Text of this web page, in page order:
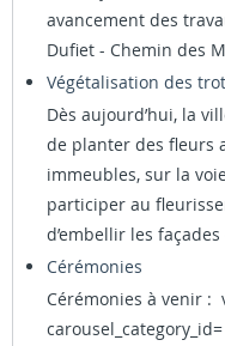
avancement des
Dufiet - Chemin des
Végétalisation des
Dès aujourd’hui, la
de planter des fleurs
immeubles, sur la
participer au
d’embellir les
Cérémonies
Cérémonies à venir :